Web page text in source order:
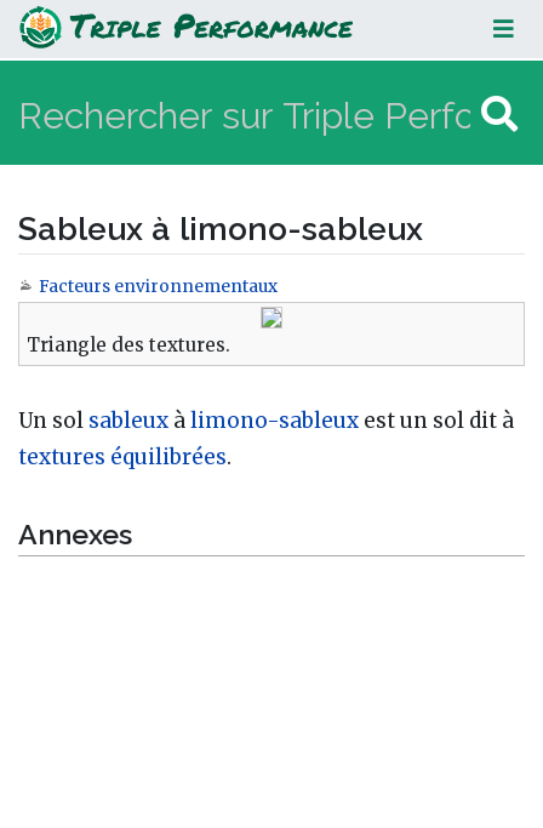
Sableux à limono-sableux
Sableux à limono-sableux
Aller à :navigation,rechercher
Facteurs environnementaux
Triangle des textures.
Un sol sableux àlimono-sableux est un sol dit à
textures équilibrées.
Annexes